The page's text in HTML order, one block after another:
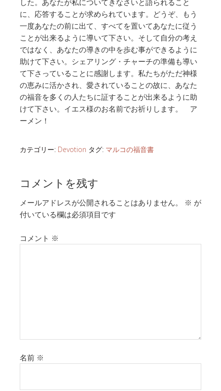
に、応答することが求められています。どうぞ、もう
一度あなたの前に出て、すべてを置いてあなたに従う
ことが出来るように導いて下さい。そして自分の考え
ではなく、あなたの導きの中を歩む事ができるように
助けて下さい。シェアリング・チャーチの準備も導い
て下さっていることに感謝します。私たちがただ神様
の恵みに活かされ、愛されていることの故に、あなた
の福音を多くの人たちに証することが出来るように助
けて下さい。イエス様のお名前でお祈りします。 ア
ーメン！
カテゴリー: Devotion タグ: マルコの福音書
コメントを残す
メールアドレスが公開されることはありません。 ※ が
付いている欄は必須項目です
コメント ※
名前 ※